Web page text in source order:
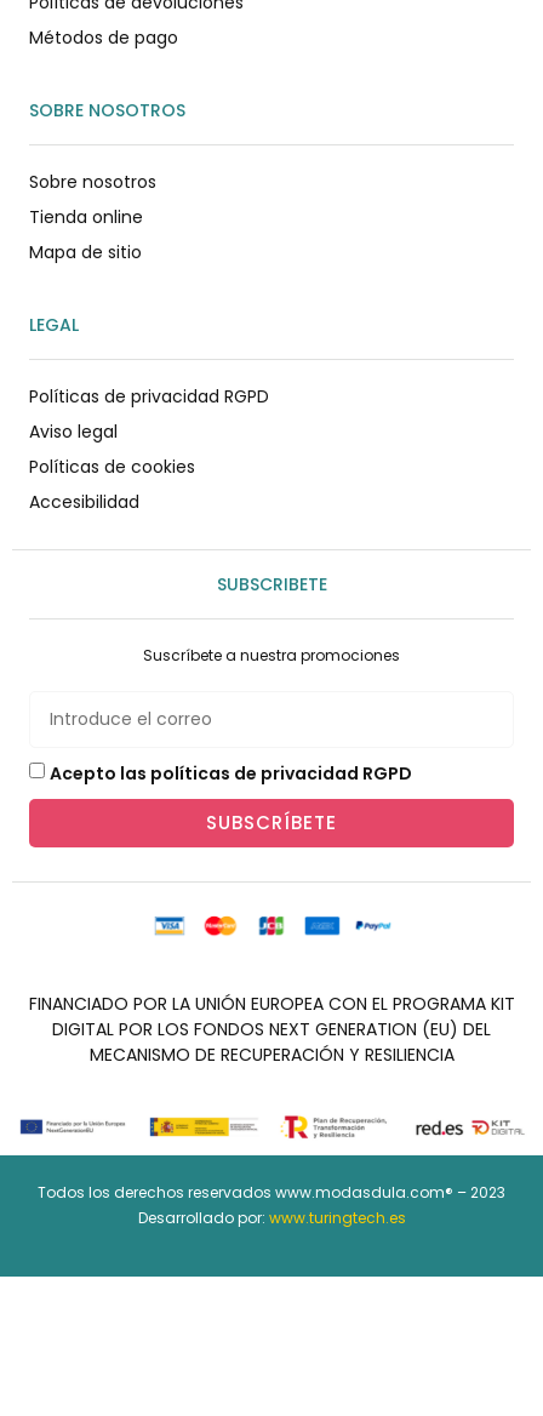
Métodos de pago
SOBRE NOSOTROS
Sobre nosotros
Tienda online
Mapa de sitio
LEGAL
Políticas de privacidad RGPD
Aviso legal
Políticas de cookies
Accesibilidad
SUBSCRIBETE
Suscríbete a nuestra promociones
Acepto las políticas de privacidad RGPD
SUBSCRÍBETE
FINANCIADO POR LA UNIÓN EUROPEA CON EL PROGRAMA KIT
DIGITAL POR LOS FONDOS NEXT GENERATION (EU) DEL
MECANISMO DE RECUPERACIÓN Y RESILIENCIA
Todos los derechos reservados www.modasdula.com® – 2023
Desarrollado por: www.turingtech.es